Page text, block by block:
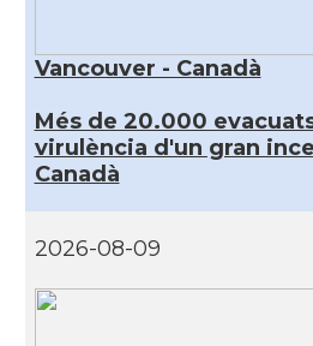
Vancouver - Canadà
Més de 20.000
virulència d'un gran
Canadà
2026-08-09